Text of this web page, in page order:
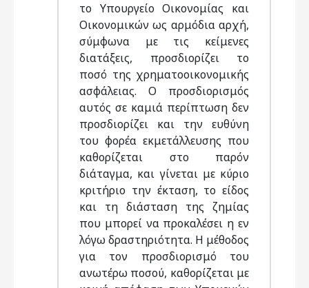
το Υπουργείο Οικονομίας και
Οικονομικών ως αρμόδια αρχή,
σύμφωνα με τις κείμενες
διατάξεις, προσδιορίζει το
ποσό της χρηματοοικονομικής
ασφάλειας. Ο προσδιορισμός
αυτός σε καμιά περίπτωση δεν
προσδιορίζει και την ευθύνη
του φορέα εκμετάλλευσης που
καθορίζεται στο παρόν
διάταγμα, και γίνεται με κύριο
κριτήριο την έκταση, το είδος
και τη διάσταση της ζημίας
που μπορεί να προκαλέσει η εν
λόγω δραστηριότητα. Η μέθοδος
για τον προσδιορισμό του
ανωτέρω ποσού, καθορίζεται με